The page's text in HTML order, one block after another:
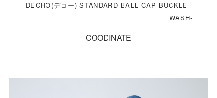
DECHO(デコー) STANDARD BALL CAP BUCKLE -
WASH-
COODINATE